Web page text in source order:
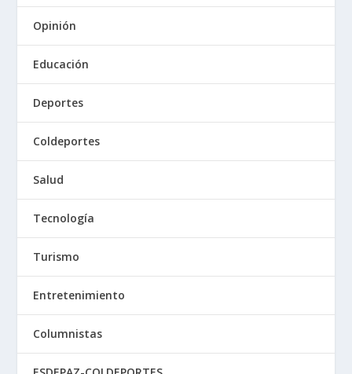
Opinión
Educación
Deportes
Coldeportes
Salud
Tecnología
Turismo
Entretenimiento
Columnistas